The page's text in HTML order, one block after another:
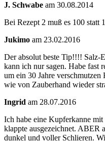
J. Schwabe am 30.08.2014
Bei Rezept 2 muß es 100 statt
Jukimo am 23.02.2016
Der absolut beste Tip!!!! Salz-
kann ich nur sagen. Habe fast
um ein 30 Jahre
wie von Zauberhand wieder
Ingrid am 28.07.2016
Ich habe eine Kupferkanne
klappte ausgezeichnet. ABER
dunkel und voller Schlieren.